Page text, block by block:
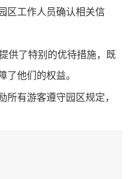
区工作人员确认相关信
供了特别的优待措施，既
了他们的权益。
所有游客遵守园区规定，